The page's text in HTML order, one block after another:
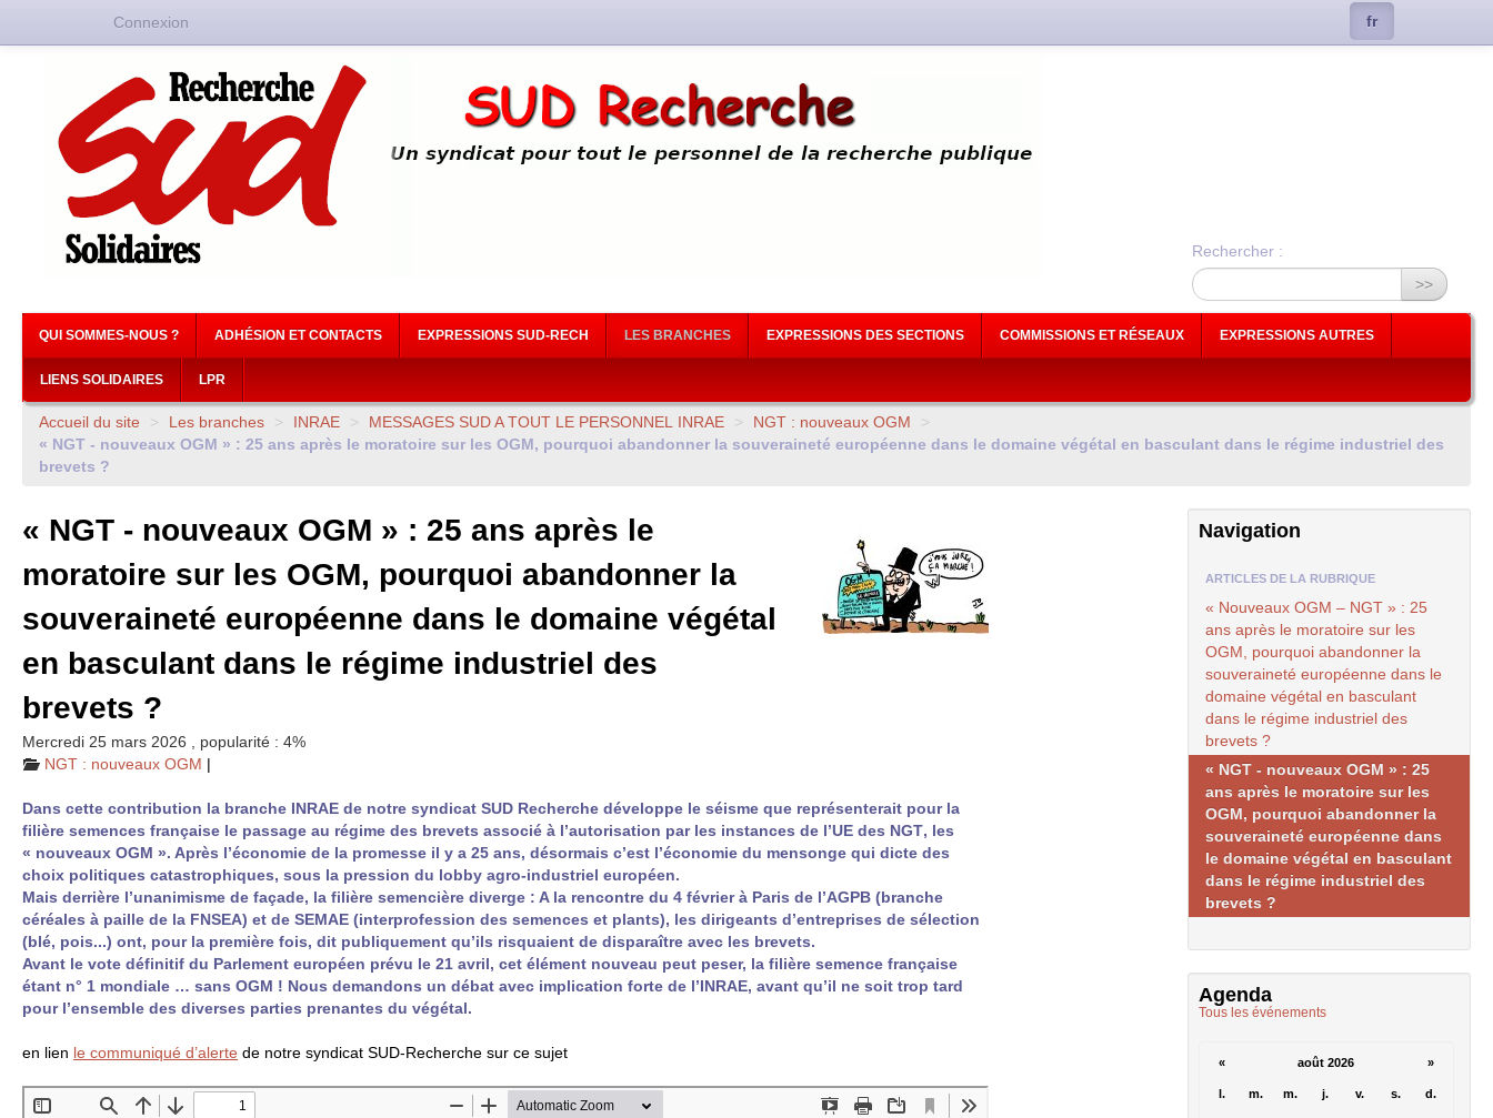
Rechercher :
>>
QUI SOMMES-NOUS ? ADHÉSION ET CONTACTS EXPRESSIONS SUD-RECH LES BRANCHES EXPRESSIONS DES SECTIONS COMMISSIONS ET RÉSEAUX EXPRESSIONS AUTRES
LIENS SOLIDAIRES LPR
Accueil du site > Les branches > INRAE > MESSAGES SUDATOUT LE PERSONNEL INRAE > NGT : nouveaux OGM
>
« NGT - nouveaux OGM » : 25 ans après le moratoire sur les OGM, pourquoi abandonner la souveraineté européenne dans le domaine végétal en basculant dans le régime industriel des
brevets ?
« NGT - nouveaux OGM » : 25 ans après le
moratoire sur les OGM, pourquoi abandonner la
souveraineté européenne dans le domaine végétal
en basculant dans le régime industriel des
brevets ?
Mercredi 25 mars 2026
popularité : 4%
NGT : nouveaux OGM |
Dans cette contribution la branche INRAE de notre syndicat SUD Recherche développe le séisme que représenterait pour la
filière semences française le passage au régime des brevets associé à l’autorisation par les instances de l’UE des NGT, les
« nouveaux OGM ». Après l’économie de la promesse il y a 25 ans, désormais c’est l’économie du mensonge qui dicte des
choix politiques catastrophiques, sous la pression du lobby agro-industriel européen.
Mais derrière l’unanimisme de façade, la filière semencière diverge : A la rencontre du 4 février à Paris de l’AGPB (branche
céréales à paille de la FNSEA) et de SEMAE (interprofession des semences et plants), les dirigeants d’entreprises de sélection
(blé, pois...) ont, pour la première fois, dit publiquement qu’ils risquaient de disparaître avec les brevets.
Avant le vote définitif du Parlement européen prévu le 21 avril, cet élément nouveau peut peser, la filière semence française
étant n° 1 mondiale … sans OGM ! Nous demandons un débat avec implication forte de l’INRAE, avant qu’il ne soit trop tard
pour l’ensemble des diverses parties prenantes du végétal.
en lien le communiqué d’alerte de notre syndicat SUD-Recherche sur ce sujet
Navigation
ARTICLES DE LA RUBRIQUE
« Nouveaux OGM – NGT » : 25
ans après le moratoire sur les
OGM , pourquoi abandonner la
souveraineté européenne dans le
domaine végétal en basculant
dans le régime industriel des
brevets ?
« NGT - nouveaux OGM » : 25
ans après le moratoire sur les
OGM, pourquoi abandonner la
souveraineté européenne dans
le domaine végétal en basculant
dans le régime industriel des
brevets ?
Agenda
Tous les événements
« août 2026 »
l. m. m. j. v. s. d.
Connexion fr